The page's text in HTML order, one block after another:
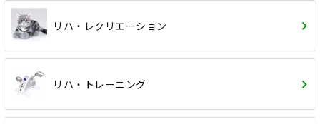
リハ・レクリエーション
リハ・トレーニング